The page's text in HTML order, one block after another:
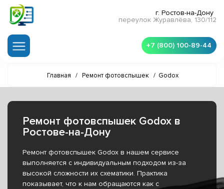
г. Ростов-на-Дону
переулок Журавлёва, 130/112
+7 (800) 100-89-44
Главная / Ремонт фотовспышек / Godox
Ремонт фотовспышек Godox в
Ростове-на-Дону
Ремонт фотовспышек Godox в нашем сервисе
выполняется с индивидуальным подходом из-за
высокой сложности их схематики. Практика
показывает, что к нам обращаются как с